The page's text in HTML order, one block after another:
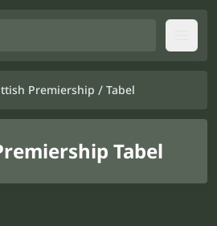
Premiership / Tabel
Tabel